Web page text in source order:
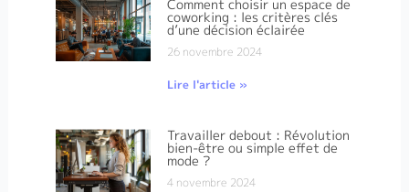
Comment choisir un espace de
coworking : les critères clés
d’une décision éclairée
26 novembre 2024
Lire l'article »
Travailler debout : Révolution
bien-être ou simple effet de
mode ?
4 novembre 2024